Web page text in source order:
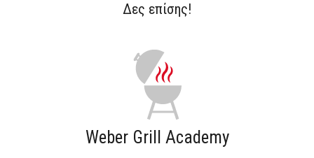
Δες επίσης!
Weber Grill Academy